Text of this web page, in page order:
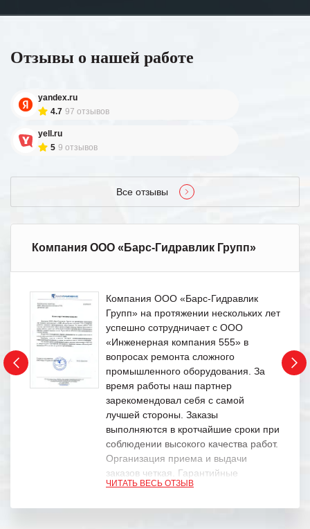
Отзывы о нашей работе
yandex.ru
4.7 97 отзывов
yell.ru
5 9 отзывов
Все отзывы
Компания ООО «Барс-Гидравлик Групп»
Компания ООО «Барс-Гидравлик
Групп» на протяжении нескольких лет
успешно сотрудничает с ООО
«Инженерная компания 555» в
вопросах ремонта сложного
промышленного оборудования. За
время работы наш партнер
зарекомендовал себя с самой
лучшей стороны. Заказы
выполняются в кротчайшие сроки при
соблюдении высокого качества работ.
Организация приема и выдачи
заказов четкая. Гарантийные
обязательства выполняются в
ЧИТАТЬ ВЕСЬ ОТЗЫВ